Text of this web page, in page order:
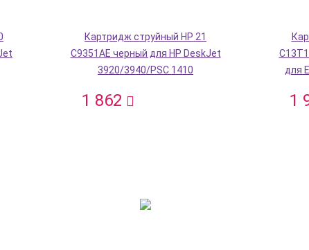
Картридж струйный HP 21
C9351AE черный для HP DeskJet
3920/3940/PSC 1410
1 862
для
1